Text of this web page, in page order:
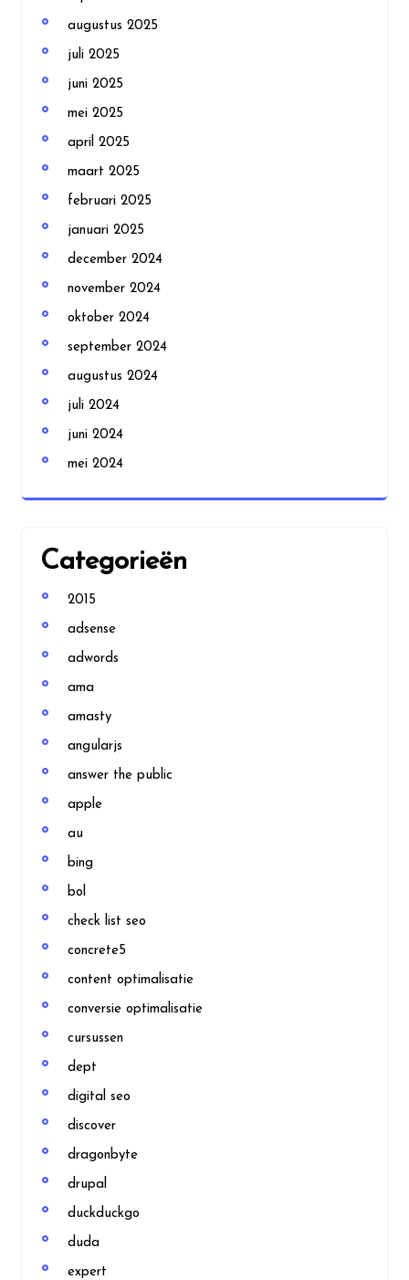
augustus 2025
juli 2025
juni 2025
mei 2025
april 2025
maart 2025
februari 2025
januari 2025
december 2024
november 2024
oktober 2024
september 2024
augustus 2024
juli 2024
juni 2024
mei 2024
Categorieën
2015
adsense
adwords
ama
amasty
angularjs
answer the public
apple
au
bing
bol
check list seo
concrete5
content optimalisatie
conversie optimalisatie
cursussen
dept
digital seo
discover
dragonbyte
drupal
duckduckgo
duda
expert